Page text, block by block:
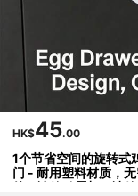
HK$45.00
1个节省空间的旋转式
门 - 耐用塑料材质，
件，冰箱鸡蛋架，冰